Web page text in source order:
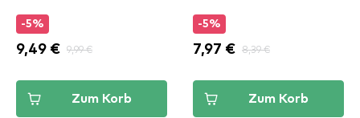
-5%
9,49 € 9,99 €
Zum Korb
-5%
7,97 € 8,39 €
Zum Korb